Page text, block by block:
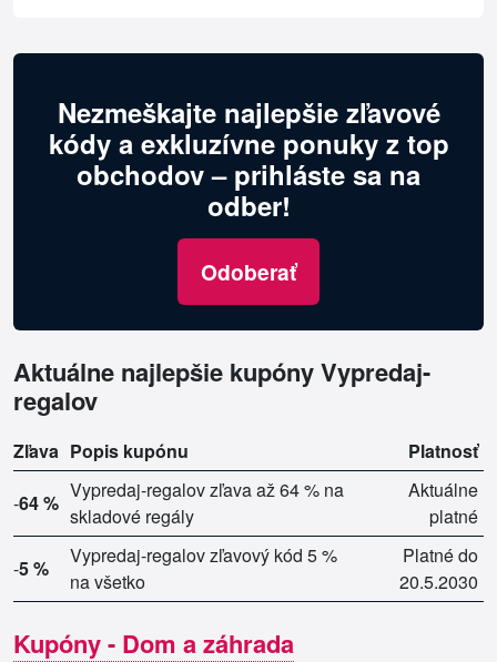
Nezmeškajte najlepšie zľavové
kódy a exkluzívne ponuky z top
obchodov – prihláste sa na
odber!
Odoberať
Aktuálne najlepšie kupóny Vypredaj-
regalov
Zľava Popis kupónu Platnosť
-64 %
Vypredaj-regalov zľava až 64 % na
skladové regály
Aktuálne
platné
-5 %
Vypredaj-regalov zľavový kód 5 %
na všetko
Platné do
20.5.2030
Kupóny - Dom a záhrada